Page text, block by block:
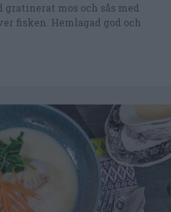
gratinerat mos och sås med
fisken. Hemlagad god och